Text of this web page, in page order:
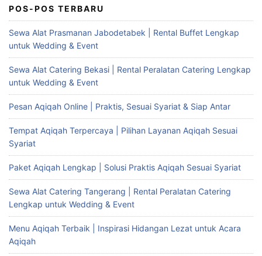
POS-POS TERBARU
Sewa Alat Prasmanan Jabodetabek | Rental Buffet Lengkap
untuk Wedding & Event
Sewa Alat Catering Bekasi | Rental Peralatan Catering Lengkap
untuk Wedding & Event
Pesan Aqiqah Online | Praktis, Sesuai Syariat & Siap Antar
Tempat Aqiqah Terpercaya | Pilihan Layanan Aqiqah Sesuai
Syariat
Paket Aqiqah Lengkap | Solusi Praktis Aqiqah Sesuai Syariat
Sewa Alat Catering Tangerang | Rental Peralatan Catering
Lengkap untuk Wedding & Event
Menu Aqiqah Terbaik | Inspirasi Hidangan Lezat untuk Acara
Aqiqah